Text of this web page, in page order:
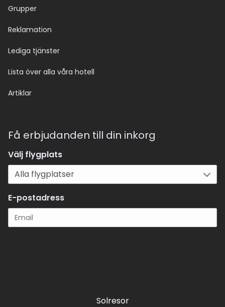
Grupper
Reklamation
Lediga tjänster
Lista över alla våra hotell
Artiklar
Få erbjudanden till din inkorg
Välj flygplats
E-postadress
Solresor